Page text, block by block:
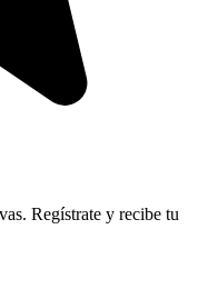
Regístrate y recibe tu